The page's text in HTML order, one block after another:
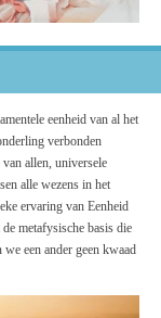
eenheid van al het
verbonden
van allen, universele
alle wezens in het
ervaring van Eenheid
metafysische basis die
een ander geen kwaad